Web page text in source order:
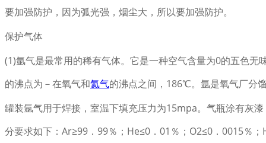
要加强防护，因为弧光强，烟尘大，所以要加强防护。
保护气体
(1)氩气是最常用的稀有气体。它是一种空气含量为0的五色无
的沸点为－在氧气和氦气的沸点之间，186℃。氩是氧气厂分
罐装氩气用于焊接，室温下填充压力为15mpa。气瓶涂有灰
分要求如下：Ar≥99．99％；He≤0．01％；O2≤0．0015％